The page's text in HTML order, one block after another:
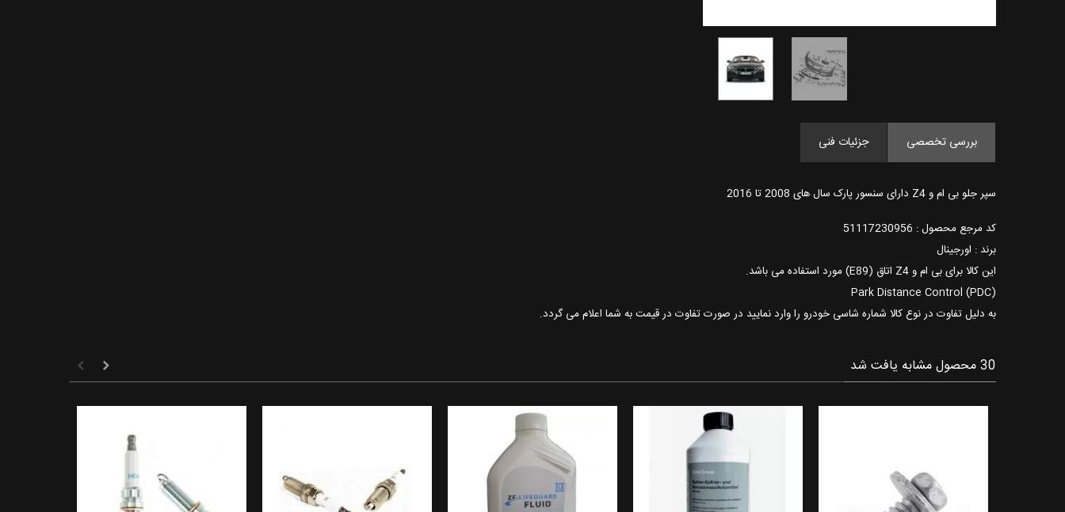
بررسی تخصصی جزئیات فنی
سپر جلو بی ام و Z4 دارای سنسور پارک سال های 2008 تا 2016
کد مرجع محصول : 51117230956
برند : اورجینال
این کالا برای بی ام و Z4 اتاق (E89) مورد استفاده می باشد.
(Park Distance Control (PDC
به دلیل تفاوت در نوع کالا شماره شاسی خودرو را وارد نمایید در صورت تفاوت در قیمت به شما اعلام می گردد.
30 محصول مشابه یافت شد